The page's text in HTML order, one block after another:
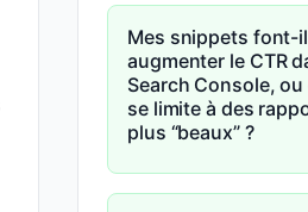
Mes snippets font-
augmenter le CTR
Search Console,
se limite à des
plus “beaux” ?